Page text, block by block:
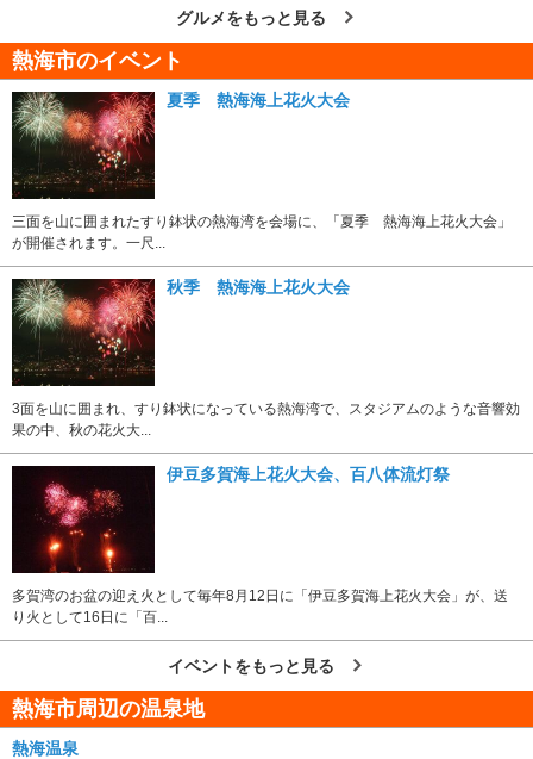
グルメをもっと見る
熱海市のイベント
夏季 熱海海上花火大会
三面を山に囲まれたすり鉢状の熱海湾を会場に、「夏季 熱海海上花火大会」
が開催されます。一尺...
秋季 熱海海上花火大会
3面を山に囲まれ、すり鉢状になっている熱海湾で、スタジアムのような音響効
果の中、秋の花火大...
伊豆多賀海上花火大会、百八体流灯祭
多賀湾のお盆の迎え火として毎年8月12日に「伊豆多賀海上花火大会」が、送
り火として16日に「百...
イベントをもっと見る
熱海市周辺の温泉地
熱海温泉